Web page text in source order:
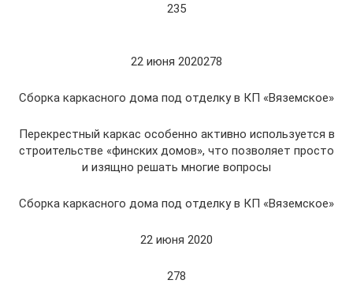
235
22 июня 2020278
Сборка каркасного дома под отделку в КП «Вяземское»
Перекрестный каркас особенно активно используется в
строительстве «финских домов», что позволяет просто
и изящно решать многие вопросы
Сборка каркасного дома под отделку в КП «Вяземское»
22 июня 2020
278